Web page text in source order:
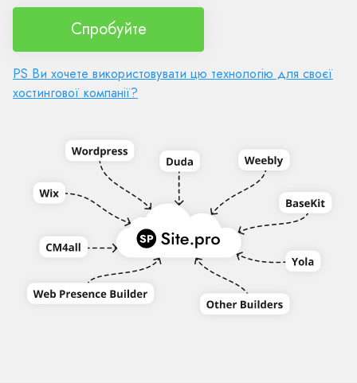
Спробуйте
PS Ви хочете використовувати цю технологію для своєї
хостингової компанії?